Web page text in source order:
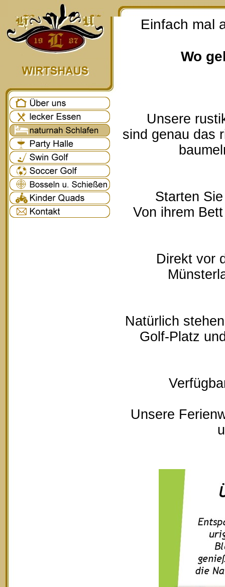
Einfach mal
Wo
Unsere
sind genau das
Starten
Von ihrem
Direkt vor
Natürlich
Golf-Platz
Unsere